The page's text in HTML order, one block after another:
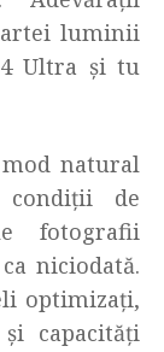
luminii
Ultra și tu
natural
de
fotografii
niciodată.
optimizați,
capacități